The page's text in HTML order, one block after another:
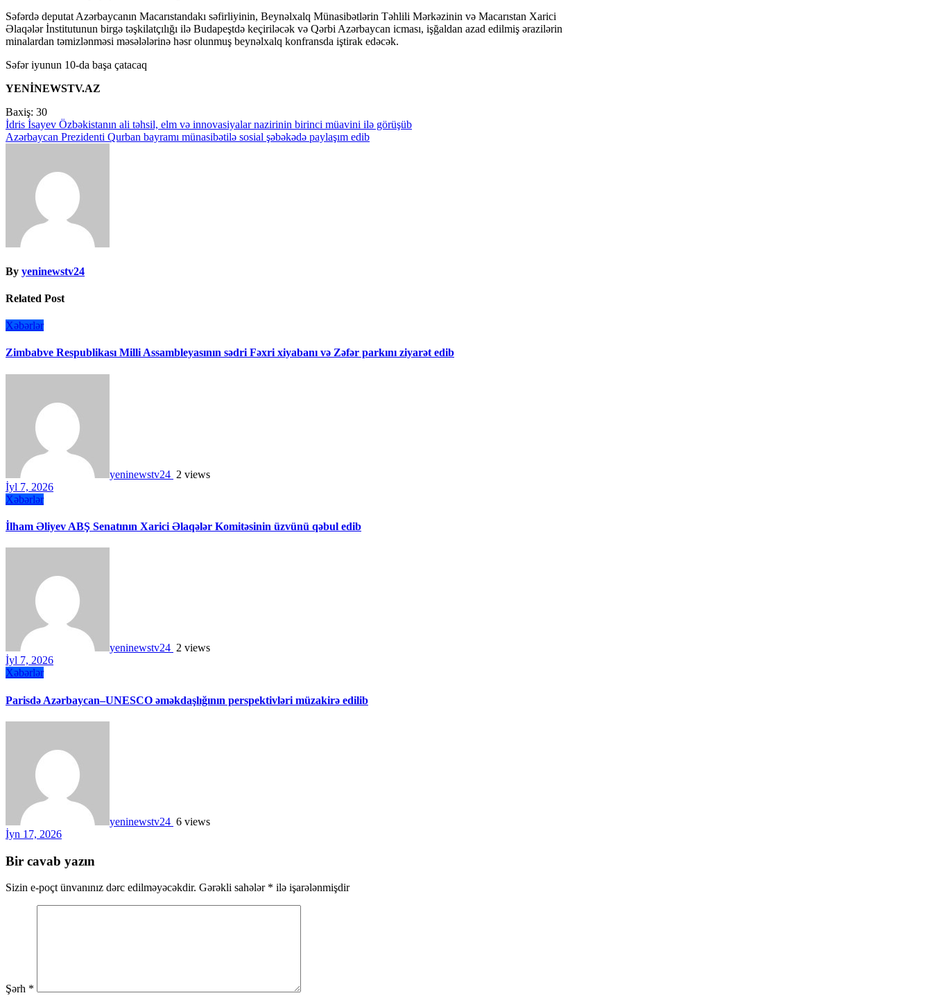
Səfərdə deputat Azərbaycanın Macarıstandakı səfirliyinin, Beynəlxalq Münasibətlərin Təhlili Mərkəzinin və Macarıstan Xarici
Əlaqələr İnstitutunun birgə təşkilatçılığı ilə Budapeştdə keçiriləcək və Qərbi Azərbaycan icması, işğaldan azad edilmiş ərazilərin
minalardan təmizlənməsi məsələlərinə həsr olunmuş beynəlxalq konfransda iştirak edəcək.
Səfər iyunun 10-da başa çatacaq
YENİNEWSTV.AZ
Baxiş: 30
Yazı
naviqasiyası
İdris İsayev Özbəkistanın ali təhsil, elm və innovasiyalar nazirinin birinci müavini ilə görüşüb
Azərbaycan Prezidenti Qurban bayramı münasibətilə sosial şəbəkədə paylaşım edib
By yeninewstv24
Related Post
Xəbərlər
Zimbabve Respublikası Milli Assambleyasının sədri Fəxri xiyabanı və Zəfər parkını ziyarət edib
yeninewstv24 2 views
İyl 7, 2026
Xəbərlər
İlham Əliyev ABŞ Senatının Xarici Əlaqələr Komitəsinin üzvünü qəbul edib
yeninewstv24 2 views
İyl 7, 2026
Xəbərlər
Parisdə Azərbaycan–UNESCO əməkdaşlığının perspektivləri müzakirə edilib
yeninewstv24 6 views
İyn 17, 2026
Bir cavab yazın
Sizin e-poçt ünvanınız dərc edilməyəcəkdir. Gərəkli sahələr * ilə işarələnmişdir
Şərh *